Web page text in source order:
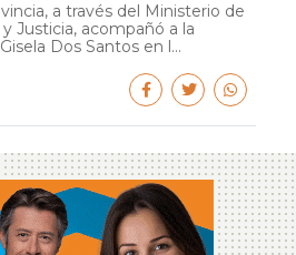
a través del Ministerio de
Justicia, acompañó a la
Dos Santos en l...